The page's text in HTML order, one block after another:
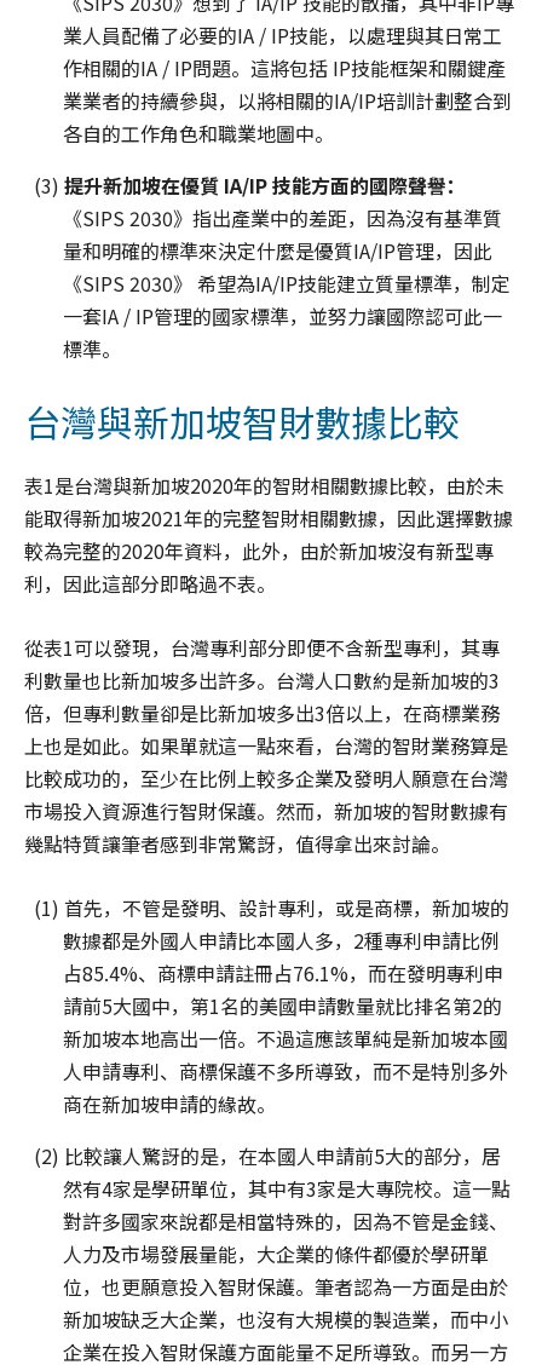
業人員配備了必要的IA / IP技能，以處理與其日常工
作相關的IA / IP問題。這將包括 IP技能框架和關鍵產
業業者的持續參與，以將相關的IA/IP培訓計劃整合到
各自的工作角色和職業地圖中。
(3) 提升新加坡在優質 IA/IP 技能方面的國際聲譽：
《SIPS 2030》指出產業中的差距，因為沒有基準質
量和明確的標準來決定什麼是優質IA/IP管理，因此
《SIPS 2030》 希望為IA/IP技能建立質量標準，制定
一套IA / IP管理的國家標準，並努力讓國際認可此一
標準。
台灣與新加坡智財數據比較
表1是台灣與新加坡2020年的智財相關數據比較，由於未
能取得新加坡2021年的完整智財相關數據，因此選擇數據
較為完整的2020年資料，此外，由於新加坡沒有新型專
利，因此這部分即略過不表。
從表1可以發現，台灣專利部分即便不含新型專利，其專
利數量也比新加坡多出許多。台灣人口數約是新加坡的3
倍，但專利數量卻是比新加坡多出3倍以上，在商標業務
上也是如此。如果單就這一點來看，台灣的智財業務算是
比較成功的，至少在比例上較多企業及發明人願意在台灣
市場投入資源進行智財保護。然而，新加坡的智財數據有
幾點特質讓筆者感到非常驚訝，值得拿出來討論。
(1) 首先，不管是發明、設計專利，或是商標，新加坡的
數據都是外國人申請比本國人多，2種專利申請比例
占85.4%、商標申請註冊占76.1%，而在發明專利申
請前5大國中，第1名的美國申請數量就比排名第2的
新加坡本地高出一倍。不過這應該單純是新加坡本國
人申請專利、商標保護不多所導致，而不是特別多外
商在新加坡申請的緣故。
(2) 比較讓人驚訝的是，在本國人申請前5大的部分，居
然有4家是學研單位，其中有3家是大專院校。這一點
對許多國家來說都是相當特殊的，因為不管是金錢、
人力及市場發展量能，大企業的條件都優於學研單
位，也更願意投入智財保護。筆者認為一方面是由於
新加坡缺乏大企業，也沒有大規模的製造業，而中小
企業在投入智財保護方面能量不足所導致。而另一方